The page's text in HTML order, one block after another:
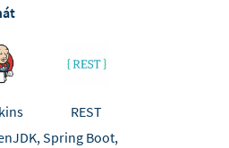
REST
Spring Boot,